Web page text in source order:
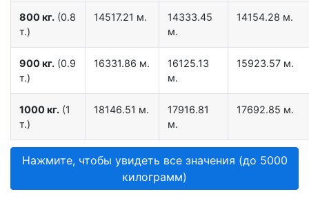
800 кг. (0.8
т.)
14517.21 м.
14333.45
м.
14154.28 м.
900 кг. (0.9
т.)
16331.86 м.
16125.13
м.
15923.57 м.
1000 кг. (1
т.)
18146.51 м.
17916.81
м.
17692.85 м.
Нажмите, чтобы увидеть все значения (до 5000
килограмм)